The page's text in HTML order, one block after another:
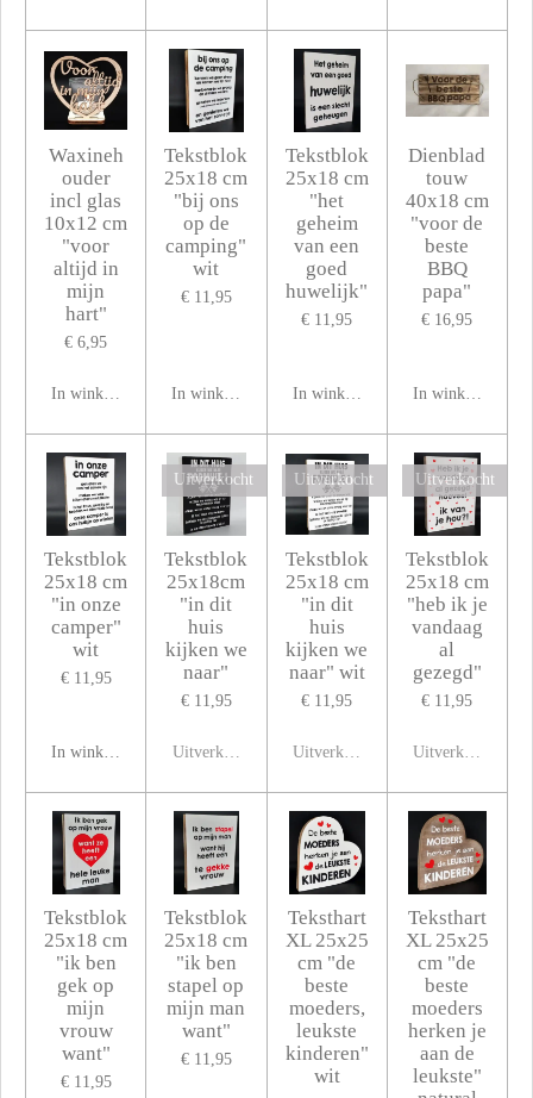
Waxineh
ouder
incl glas
10x12 cm
"voor
altijd in
mijn
hart"
€ 6,95
In winkelwagen
Tekstblok
25x18 cm
"bij ons
op de
camping"
wit
€ 11,95
In winkelwagen
Tekstblok
25x18 cm
"het
geheim
van een
goed
huwelijk"
€ 11,95
In winkelwagen
Dienblad
touw
40x18 cm
"voor de
beste
BBQ
papa"
€ 16,95
In winkelwagen
Tekstblok
25x18 cm
"in onze
camper"
wit
€ 11,95
In winkelwagen
Uitverkocht
Tekstblok
25x18cm
"in dit
huis
kijken we
naar"
€ 11,95
Uitverkocht
Uitverkocht
Tekstblok
25x18 cm
"in dit
huis
kijken we
naar" wit
€ 11,95
Uitverkocht
Uitverkocht
Tekstblok
25x18 cm
"heb ik je
vandaag
al
gezegd"
€ 11,95
Uitverkocht
Tekstblok
25x18 cm
"ik ben
gek op
mijn
vrouw
want"
€ 11,95
Tekstblok
25x18 cm
"ik ben
stapel op
mijn man
want"
€ 11,95
Teksthart
XL 25x25
cm "de
beste
moeders,
leukste
kinderen"
wit
Teksthart
XL 25x25
cm "de
beste
moeders
herken je
aan de
leukste"